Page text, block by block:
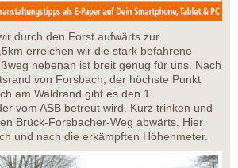
durch den Forst aufwärts zur
erreichen wir die stark befahrene
nebenan ist breit genug für uns. Nach
von Forsbach, der höchste Punkt
am Waldrand gibt es den 1.
vom ASB betreut wird. Kurz trinken und
Brück-Forsbacher-Weg abwärts. Hier
und nach die erkämpften Höhenmeter.